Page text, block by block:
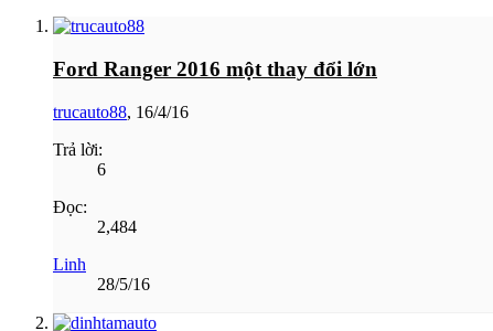
Ford Ranger 2016 một thay đổi lớn
trucauto88, 16/4/16
Trả lời:
6
Đọc:
2,484
Linh
28/5/16